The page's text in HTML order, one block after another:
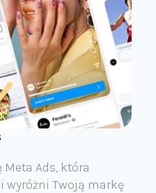
Ads, która
wyróżni Twoją markę